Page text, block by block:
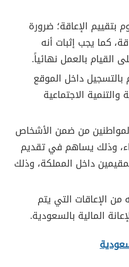
بتقييم الإعاقة؛ ضرورة
كما يجب إثبات أنه
القيام بالعمل نهائياً.
بالتسجيل داخل الموقع
والتنمية الاجتماعية
من ضمن الأشخاص
وذلك يساهم في تقديم
داخل المملكة، وذلك
الإعاقات التي يتم
المالية بالسعودية.